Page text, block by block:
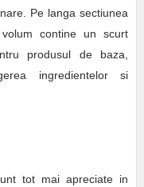
Pe langa sectiunea
contine un scurt
produsul de baza,
ingredientelor si
tot mai apreciate in